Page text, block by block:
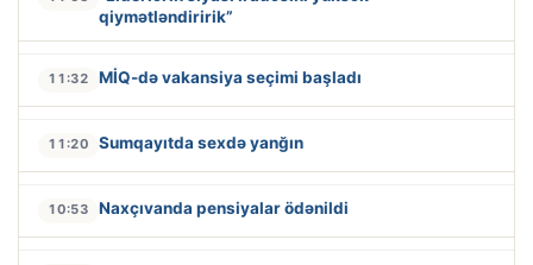
qiymətləndiririk”
11:32 MİQ-də vakansiya seçimi başladı
11:20 Sumqayıtda sexdə yanğın
10:53 Naxçıvanda pensiyalar ödənildi